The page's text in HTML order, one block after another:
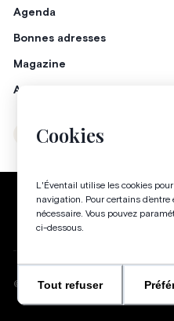
Cookies
L'Éventail utilise les cookies
navigation. Pour certains
nécessaire. Vous pouvez
ci-dessous.
Tout refuser
Agenda
Bonnes adresses
Magazine
Annonceurs
Instagram
Politique de confidentialité
Gestion
© 2026-TOUS DROITS RÉSERVÉS